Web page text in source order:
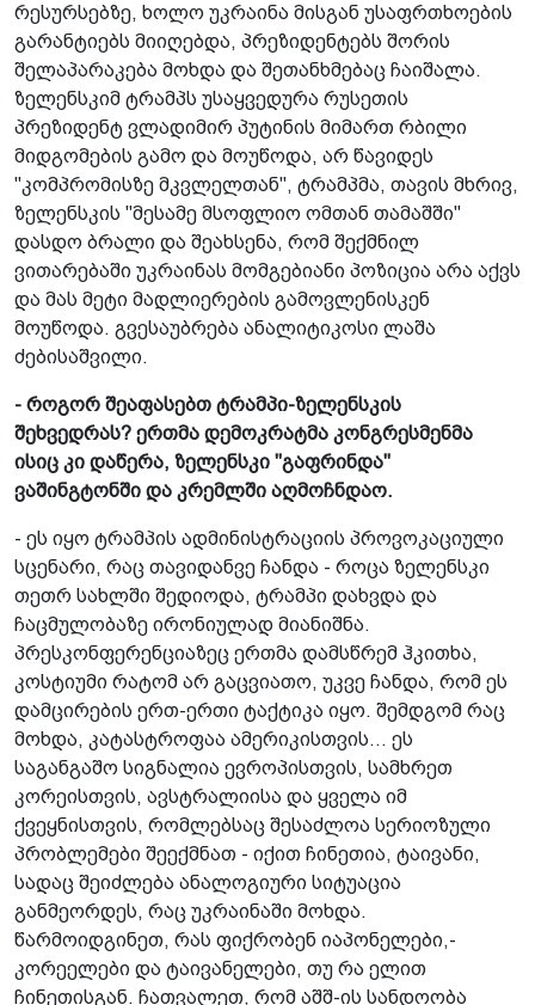
რესურსებზე, ხოლო უკრაინა მისგან უსაფრთხოების
გარანტიებს მიიღებდა, პრეზიდენტებს შორის
შელაპარაკება მოხდა და შეთანხმებაც ჩაიშალა.
ზელენსკიმ ტრამპს უსაყვედურა რუსეთის
პრეზიდენტ ვლადიმირ პუტინის მიმართ რბილი
მიდგომების გამო და მოუწოდა, არ წავიდეს
"კომპრომისზე მკვლელთან", ტრამპმა, თავის მხრივ,
ზელენსკის "მესამე მსოფლიო ომთან თამაშში"
დასდო ბრალი და შეახსენა, რომ შექმნილ
ვითარებაში უკრაინას მომგებიანი პოზიცია არა აქვს
და მას მეტი მადლიერების გამოვლენისკენ
მოუწოდა. გვესაუბრება ანალიტიკოსი ლაშა
ძებისაშვილი.
- როგორ შეაფასებთ ტრამპი-ზელენსკის
შეხვედრას? ერთმა დემოკრატმა კონგრესმენმა
ისიც კი დაწერა, ზელენსკი "გაფრინდა"
ვაშინგტონში და კრემლში აღმოჩნდაო.
- ეს იყო ტრამპის ადმინისტრაციის პროვოკაციული
სცენარი, რაც თავიდანვე ჩანდა - როცა ზელენსკი
თეთრ სახლში შედიოდა, ტრამპი დახვდა და
ჩაცმულობაზე ირონიულად მიანიშნა.
პრესკონფერენციაზეც ერთმა დამსწრემ ჰკითხა,
კოსტიუმი რატომ არ გაცვიათო, უკვე ჩანდა, რომ ეს
დამცირების ერთ-ერთი ტაქტიკა იყო. შემდგომ რაც
მოხდა, კატასტროფაა ამერიკისთვის... ეს
საგანგაშო სიგნალია ევროპისთვის, სამხრეთ
კორეისთვის, ავსტრალიისა­ და ყველა იმ
ქვეყნისთვის, რომლებსაც შესაძლოა სერიოზული
პრობლემები შეექმნათ - იქით ჩინეთია, ტაივანი,
სადაც შეიძლება ანალოგიური სიტუაცია
განმეორდეს, რაც უკრაინაში მოხდა.
წარმოიდგინეთ, რას ფიქრობენ იაპონელები,­
კორეელები და ტაივანელები, თუ რა ელით
ჩინეთისგან. ჩათვალეთ, რომ აშშ-ის სანდოობა